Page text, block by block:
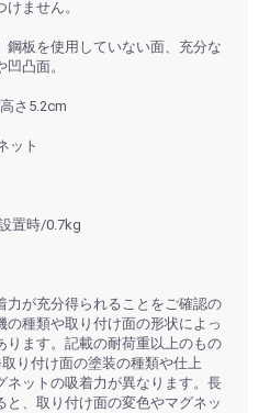
ません。
鋼板を使用していない面、充分な
凸面。
さ5.2cm
ット
置時/0.7kg
力が充分得られることをご確認の
種類や取り付け面の形状によっ
ります。記載の耐荷重以上のもの
り付け面の塗装の種類や仕上
ネットの吸着力が異なります。長
と、取り付け面の変色やマグネッ